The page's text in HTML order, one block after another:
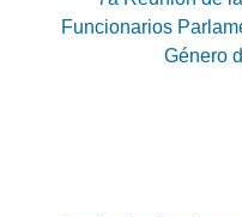
Funcionarios
Género